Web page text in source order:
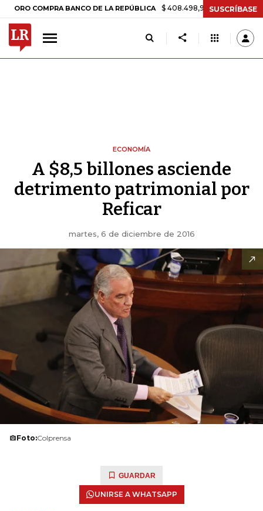
COMPRA BANCO DE LA REPÚBLICA $ 408.498,97 +$ 8.753,81 +2,19%
SUSCRÍBASE
ECONOMÍA
A $8,5 billones asciende
detrimento patrimonial por
Reficar
martes, 6 de diciembre de 2016
Foto:Colprensa
GUARDAR
UNIRSE A WHATSAPP